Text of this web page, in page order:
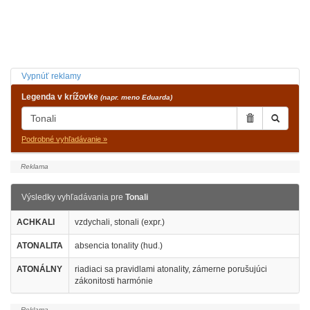
Vypnúť reklamy
Legenda v krížovke (napr. meno Eduarda)
Podrobné vyhľadávanie »
Výsledky vyhľadávania pre Tonali
ACHKALI vzdychali, stonali (expr.)
ATONALITA absencia tonality (hud.)
ATONÁLNY
riadiaci sa pravidlami atonality, zámerne porušujúci
zákonitosti harmónie